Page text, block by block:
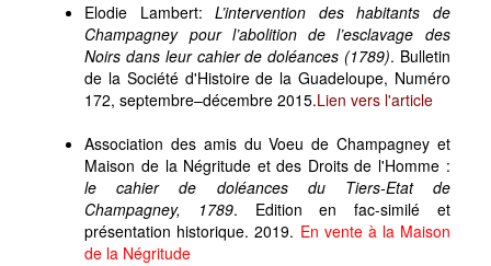
Elodie Lambert:L’intervention des habitants de
Champagney pour l’abolition de l’esclavage des
Noirs dans leur cahier de doléances (1789). Bulletin
de la Société d'Histoire de la Guadeloupe, Numéro
172, septembre–décembre 2015.Lien vers l'article
Association des amis du Voeu de Champagney et
Maison de la Négritude et des Droits de l'Homme :
le cahier de doléances du Tiers-Etat de
Champagney, 1789. Edition en fac-similé et
présentation historique. 2019. En vente à la Maison
de la Négritude